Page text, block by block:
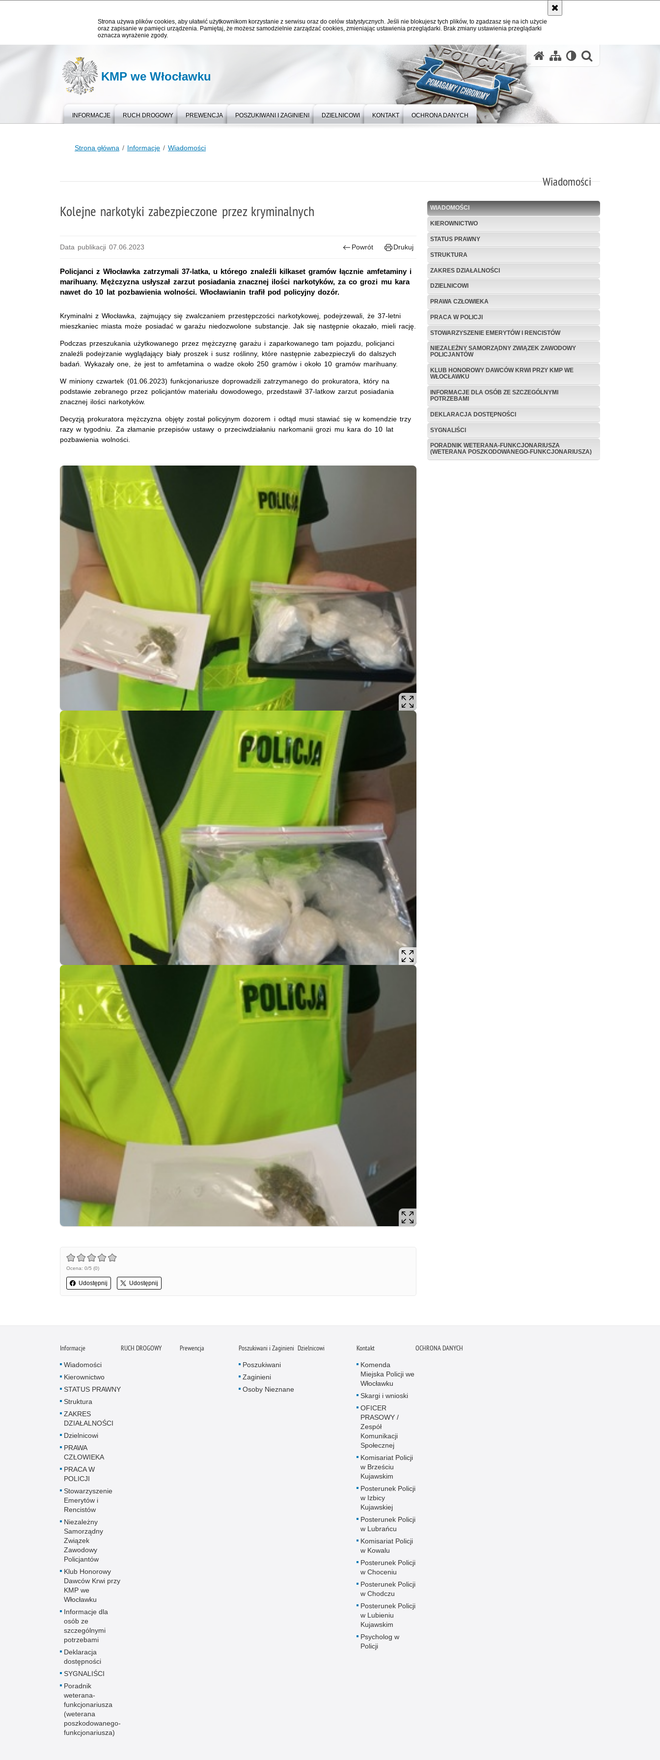
Strona używa plików cookies, aby ułatwić użytkownikom korzystanie z serwisu oraz do celów statystycznych. Jeśli nie blokujesz tych plików, to zgadzasz się na ich użycie
oraz zapisanie w pamięci urządzenia. Pamiętaj, że możesz samodzielnie zarządzać cookies, zmieniając ustawienia przeglądarki. Brak zmiany ustawienia przeglądarki
oznacza wyrażenie zgody.
KMP we Włocławku
INFORMACJE RUCH DROGOWY PREWENCJA POSZUKIWANI I ZAGINIENI DZIELNICOWI KONTAKT OCHRONA DANYCH
Strona główna Informacje Wiadomości
Wiadomości
Kolejne narkotyki zabezpieczone przez kryminalnych
Data publikacji 07.06.2023 Powrót Drukuj
Policjanci z Włocławka zatrzymali 37-latka, u którego znaleźli kilkaset gramów łącznie amfetaminy i
marihuany. Mężczyzna usłyszał zarzut posiadania znacznej ilości narkotyków, za co grozi mu kara
nawet do 10 lat pozbawienia wolności. Włocławianin trafił pod policyjny dozór.
Kryminalni z Włocławka, zajmujący się zwalczaniem przestępczości narkotykowej, podejrzewali, że 37-letni
mieszkaniec miasta może posiadać w garażu niedozwolone substancje. Jak się następnie okazało, mieli rację.
Podczas przeszukania użytkowanego przez mężczyznę garażu i zaparkowanego tam pojazdu, policjanci
znaleźli podejrzanie wyglądający biały proszek i susz roślinny, które następnie zabezpieczyli do dalszych
badań. Wykazały one, że jest to amfetamina o wadze około 250 gramów i około 10 gramów marihuany.
W miniony czwartek (01.06.2023) funkcjonariusze doprowadzili zatrzymanego do prokuratora, który na
podstawie zebranego przez policjantów materiału dowodowego, przedstawił 37-latkow zarzut posiadania
znacznej ilości narkotyków.
Decyzją prokuratora mężczyzna objęty został policyjnym dozorem i odtąd musi stawiać się w komendzie trzy
razy w tygodniu. Za złamanie przepisów ustawy o przeciwdziałaniu narkomanii grozi mu kara do 10 lat
pozbawienia wolności.
Ocena: 0/5 (0)
Udostępnij Udostępnij
WIADOMOŚCI
KIEROWNICTWO
STATUS PRAWNY
STRUKTURA
ZAKRES DZIAŁALNOŚCI
DZIELNICOWI
PRAWA CZŁOWIEKA
PRACA W POLICJI
STOWARZYSZENIE EMERYTÓW I RENCISTÓW
NIEZALEŻNY SAMORZĄDNY ZWIĄZEK ZAWODOWY
POLICJANTÓW
KLUB HONOROWY DAWCÓW KRWI PRZY KMP WE
WŁOCŁAWKU
INFORMACJE DLA OSÓB ZE SZCZEGÓLNYMI
POTRZEBAMI
DEKLARACJA DOSTĘPNOŚCI
SYGNALIŚCI
PORADNIK WETERANA-FUNKCJONARIUSZA
(WETERANA POSZKODOWANEGO-FUNKCJONARIUSZA)
Informacje
Wiadomości
Kierownictwo
STATUS PRAWNY
Struktura
ZAKRES
DZIAŁALNOŚCI
Dzielnicowi
PRAWA
CZŁOWIEKA
PRACA W
POLICJI
Stowarzyszenie
Emerytów i
Rencistów
Niezależny
Samorządny
Związek
Zawodowy
Policjantów
Klub Honorowy
Dawców Krwi przy
KMP we
Włocławku
Informacje dla
osób ze
szczególnymi
potrzebami
Deklaracja
dostępności
SYGNALIŚCI
Poradnik
weterana-
funkcjonariusza
(weterana
poszkodowanego-
funkcjonariusza)
RUCH DROGOWY Prewencja Poszukiwani i Zaginieni
Poszukiwani
Zaginieni
Osoby Nieznane
Dzielnicowi Kontakt
Komenda
Miejska Policji we
Włocławku
Skargi i wnioski
OFICER
PRASOWY /
Zespół
Komunikacji
Społecznej
Komisariat Policji
w Brześciu
Kujawskim
Posterunek Policji
w Izbicy
Kujawskiej
Posterunek Policji
w Lubrańcu
Komisariat Policji
w Kowalu
Posterunek Policji
w Choceniu
Posterunek Policji
w Chodczu
Posterunek Policji
w Lubieniu
Kujawskim
Psycholog w
Policji
OCHRONA DANYCH